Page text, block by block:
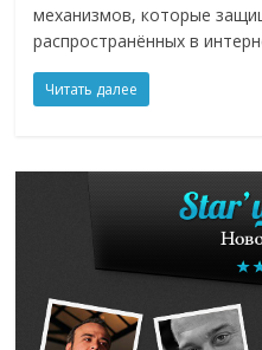
механизмов, которые
распространённых в
Читать далее